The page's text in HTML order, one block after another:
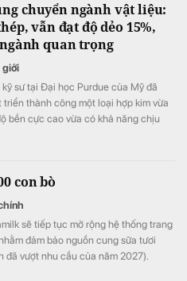
chuyển ngành vật liệu:
vẫn đạt độ dẻo 15%,
quan trọng
giới
kỹ sư tại Đại học Purdue của Mỹ đã
triển thành công một loại hợp kim vừa
bền cực cao vừa có khả năng chịu
con bò
sẽ tiếp tục mở rộng hệ thống trang
đảm bảo nguồn cung sữa tươi
đã vượt nhu cầu của năm 2027).